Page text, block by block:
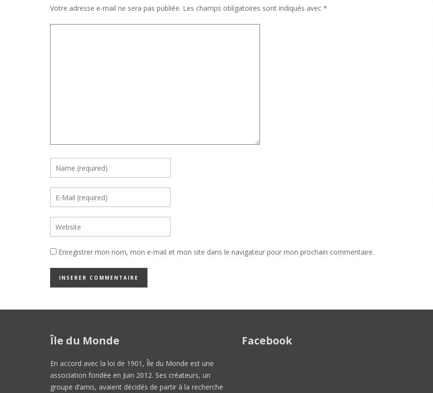
Votre adresse e-mail ne sera pas publiée. Les champs obligatoires sont indiqués avec *
Enregistrer mon nom, mon e-mail et mon site dans le navigateur pour mon prochain commentaire.
Île du Monde
En accord avec la loi de 1901, Île du Monde est une
association fondée en Juin 2012. Ses créateurs, un
groupe d’amis, avaient décidés de partir à la recherche
Facebook